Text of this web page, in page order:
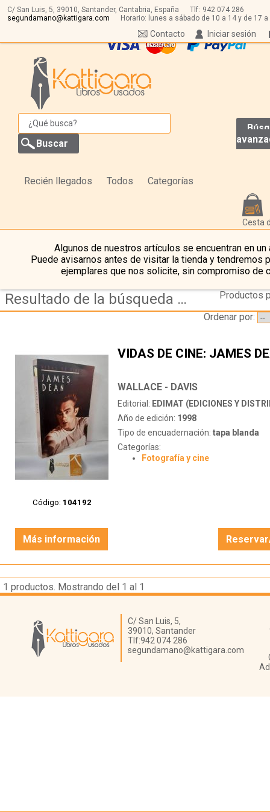
C/ San Luis, 5, 39010, Santander, Cantabria, España Tlf: 942 074 286
segundamano@kattigara.com
Horario: lunes a sábado de 10 a 14 y de 17 a
Iniciar sesión
Contacto
Recién llegados Todos Categorías
Cesta
Algunos de nuestros artículos se encuentran en un
Puede avisarnos antes de visitar la tienda y tendremos
ejemplares que nos solicite, sin compromiso de
Resultado de la búsqueda de autor wallace---davis
Productos
Ordenar por:
Código: 104192
VIDAS DE CINE: JAMES
WALLACE - DAVIS
Editorial: EDIMAT (EDICIONES Y
Año de edición: 1998
Tipo de encuadernación: tapa blanda
Categorías:
Fotografía y cine
Más información
1 productos. Mostrando del 1 al 1
Librería Kattigara
C/ San Luis, 5,
39010, Santander
Tlf:942 074 286
segundamano@kattigara.com